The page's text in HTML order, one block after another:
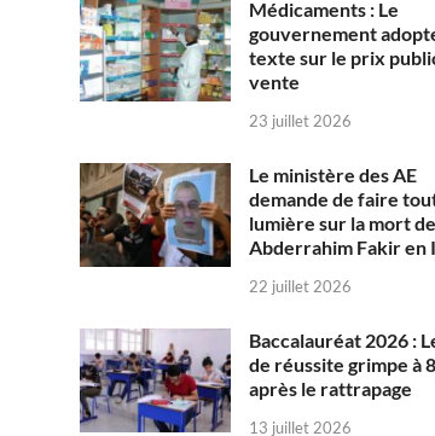
Médicaments : Le
gouvernement
texte sur le prix
vente
23 juillet 2026
Le ministère des AE
demande de faire
lumière sur la mort de
Abderrahim Fakir en
22 juillet 2026
Baccalauréat 2026 :
de réussite grimpe à
après le rattrapage
13 juillet 2026